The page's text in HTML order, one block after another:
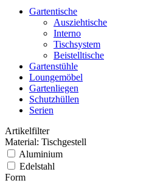
Gartentische
Ausziehtische
Interno
Tischsystem
Beistelltische
Gartenstühle
Loungemöbel
Gartenliegen
Schutzhüllen
Serien
Artikelfilter
Material: Tischgestell
Aluminium
Edelstahl
Form